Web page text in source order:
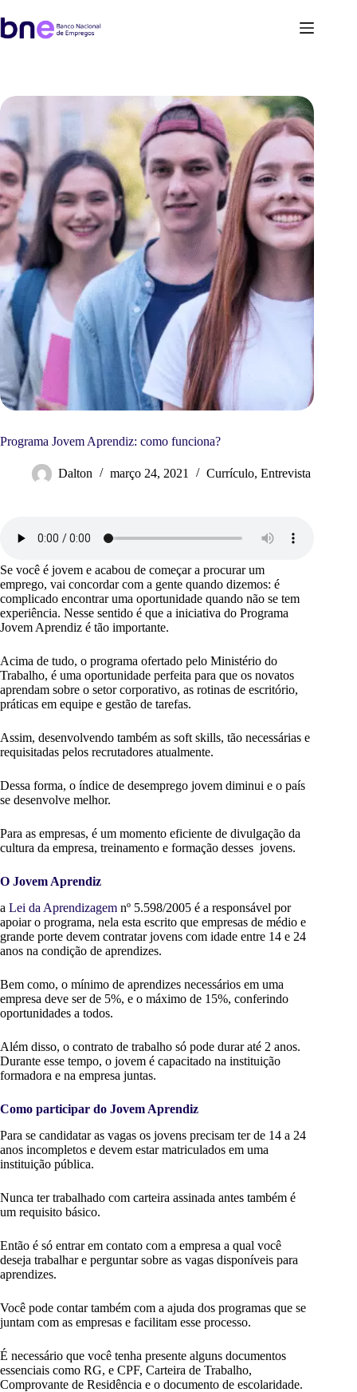
Programa Jovem Aprendiz: como funciona?
Dalton março 24, 2021 Currículo, Entrevista
Se você é jovem e acabou de começar a procurar um
emprego, vai concordar com a gente quando dizemos: é
complicado encontrar uma oportunidade quando não se tem
experiência. Nesse sentido é que a iniciativa do Programa
Jovem Aprendiz é tão importante.
Acima de tudo, o programa ofertado pelo Ministério do
Trabalho, é uma oportunidade perfeita para que os novatos
aprendam sobre o setor corporativo, as rotinas de escritório,
práticas em equipe e gestão de tarefas.
Assim, desenvolvendo também as soft skills, tão necessárias e
requisitadas pelos recrutadores atualmente.
Dessa forma, o índice de desemprego jovem diminui e o país
se desenvolve melhor.
Para as empresas, é um momento eficiente de divulgação da
cultura da empresa, treinamento e formação desses jovens.
O Jovem Aprendiz
a Lei da Aprendizagem nº 5.598/2005 é a responsável por
apoiar o programa, nela esta escrito que empresas de médio e
grande porte devem contratar jovens com idade entre 14 e 24
anos na condição de aprendizes.
Bem como, o mínimo de aprendizes necessários em uma
empresa deve ser de 5%, e o máximo de 15%, conferindo
oportunidades a todos.
Além disso, o contrato de trabalho só pode durar até 2 anos.
Durante esse tempo, o jovem é capacitado na instituição
formadora e na empresa juntas.
Como participar do Jovem Aprendiz
Para se candidatar as vagas os jovens precisam ter de 14 a 24
anos incompletos e devem estar matriculados em uma
instituição pública.
Nunca ter trabalhado com carteira assinada antes também é
um requisito básico.
Então é só entrar em contato com a empresa a qual você
deseja trabalhar e perguntar sobre as vagas disponíveis para
aprendizes.
Você pode contar também com a ajuda dos programas que se
juntam com as empresas e facilitam esse processo.
É necessário que você tenha presente alguns documentos
essenciais como RG, e CPF, Carteira de Trabalho,
Comprovante de Residência e o documento de escolaridade.